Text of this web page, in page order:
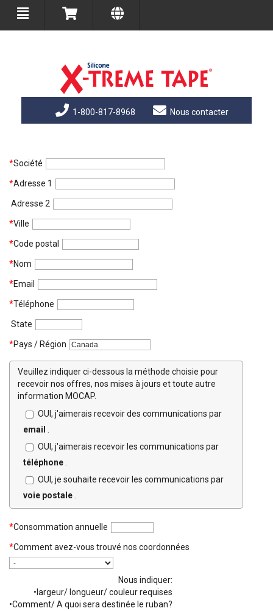
1-800-817-8968 Nous contacter
*Société
*Adresse 1
Adresse 2
*Ville
*Code postal
*Nom
*Email
*Téléphone
State
*Pays / Région
Veuillez indiquer ci-dessous la méthode choisie pour
recevoir nos offres, nos mises à jours et toute autre
information MOCAP.
OUI, j'aimerais recevoir des communications par
email
OUI, j'aimerais recevoir les communications par
téléphone
OUI, je souhaite recevoir les communications par
voie postale
*Consommation annuelle
*Comment avez-vous trouvé nos coordonnées
Nous indiquer:
•largeur/ longueur/ couleur requises
•Comment/ A quoi sera destinée le ruban?